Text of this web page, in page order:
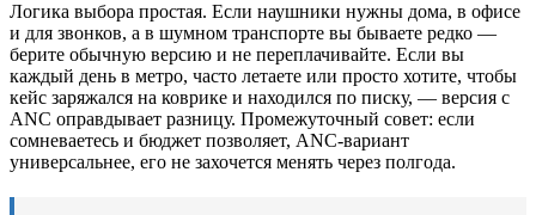
Логика выбора простая. Если наушники нужны дома, в офисе
и для звонков, а в шумном транспорте вы бываете редко —
берите обычную версию и не переплачивайте. Если вы
каждый день в метро, часто летаете или просто хотите, чтобы
кейс заряжался на коврике и находился по писку, — версия с
ANC оправдывает разницу. Промежуточный совет: если
сомневаетесь и бюджет позволяет, ANC-вариант
универсальнее, его не захочется менять через полгода.